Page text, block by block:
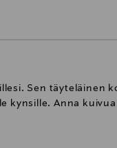
Sen täyteläinen
kynsille. Anna